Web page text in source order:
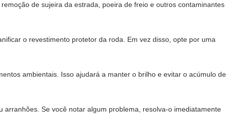
de sujeira da estrada, poeira de freio e outros contaminantes
o revestimento protetor da roda. Em vez disso, opte por uma
ambientais. Isso ajudará a manter o brilho e evitar o acúmulo de
Se você notar algum problema, resolva-o imediatamente